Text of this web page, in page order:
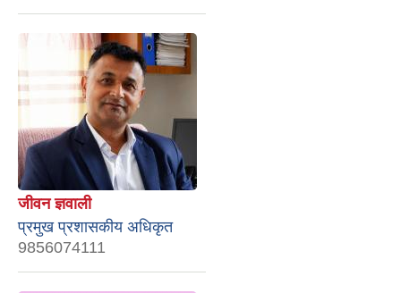
जीवन ज्ञवाली
प्रमुख प्रशासकीय अधिकृत
9856074111